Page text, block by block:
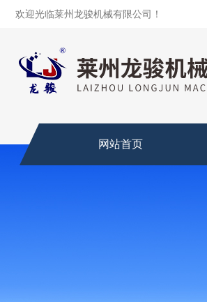
欢迎光临莱州龙骏机械有限公司！
网站首页